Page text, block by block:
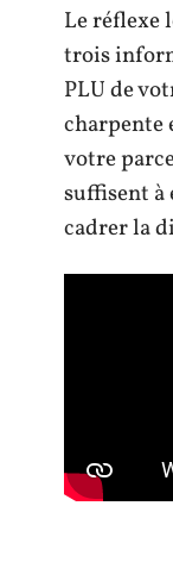
Le réflexe
trois
PLU de
charpente
votre
suffisent à
cadrer la